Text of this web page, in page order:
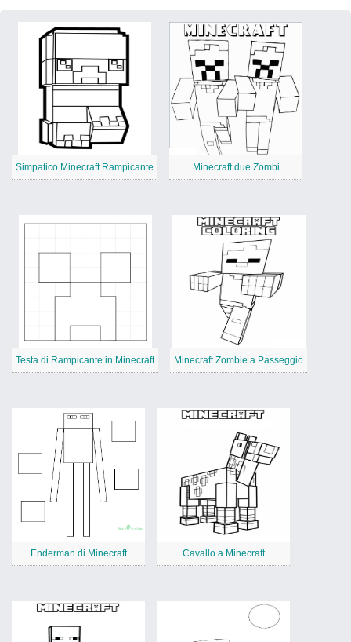
Simpatico Minecraft Rampicante Minecraft due Zombi
Testa di Rampicante in Minecraft Minecraft Zombie a Passeggio
Enderman di Minecraft Cavallo a Minecraft